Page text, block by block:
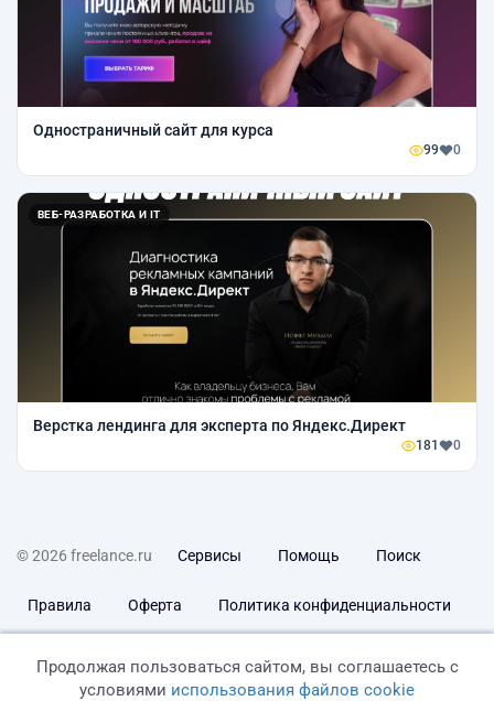
Одностраничный сайт для курса
99 0
ВЕБ-РАЗРАБОТКА И IT
Верстка лендинга для эксперта по Яндекс.Директ
181 0
© 2026 freelance.ru Сервисы Помощь Поиск
Правила Оферта Политика конфиденциальности
Продолжая пользоваться сайтом, вы соглашаетесь с
условиями использования файлов cookie